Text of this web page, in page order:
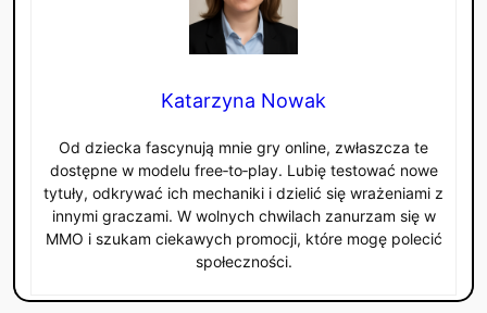
Katarzyna Nowak
Od dziecka fascynują mnie gry online, zwłaszcza te
dostępne w modelu free‑to‑play. Lubię testować nowe
tytuły, odkrywać ich mechaniki i dzielić się wrażeniami z
innymi graczami. W wolnych chwilach zanurzam się w
MMO i szukam ciekawych promocji, które mogę polecić
społeczności.